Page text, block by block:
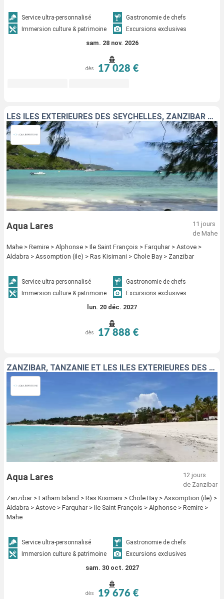
Service ultra-personnalisé
Gastronomie de chefs
Immersion culture & patrimoine
Excursions exclusives
sam. 28 nov. 2026
dès 17 028 €
LES ÎLES EXTÉRIEURES DES SEYCHELLES, ZANZIBAR ET TANZANIE
Aqua Lares
11 jours
de Mahe
Mahe > Remire > Alphonse > Ile Saint François > Farquhar > Astove >
Aldabra > Assomption (ile) > Ras Kisimani > Chole Bay > Zanzibar
Service ultra-personnalisé
Gastronomie de chefs
Immersion culture & patrimoine
Excursions exclusives
lun. 20 déc. 2027
dès 17 888 €
ZANZIBAR, TANZANIE ET LES ÎLES EXTÉRIEURES DES SEYCHELLES
Aqua Lares
12 jours
de Zanzibar
Zanzibar > Latham Island > Ras Kisimani > Chole Bay > Assomption (ile) >
Aldabra > Astove > Farquhar > Ile Saint François > Alphonse > Remire >
Mahe
Service ultra-personnalisé
Gastronomie de chefs
Immersion culture & patrimoine
Excursions exclusives
sam. 30 oct. 2027
dès 19 676 €